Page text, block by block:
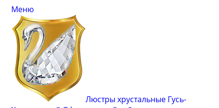
Меню
Люстры хрустальные Гусь-